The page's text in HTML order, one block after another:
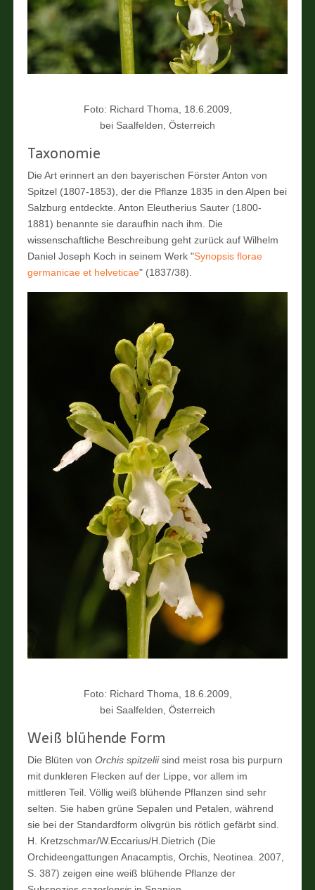
Foto: Richard Thoma, 18.6.2009,
bei Saalfelden, Österreich
Taxonomie
Die Art erinnert an den bayerischen Förster Anton von
Spitzel (1807-1853), der die Pflanze 1835 in den Alpen bei
Salzburg entdeckte. Anton Eleutherius Sauter (1800-
1881) benannte sie daraufhin nach ihm. Die
wissenschaftliche Beschreibung geht zurück auf Wilhelm
Daniel Joseph Koch in seinem Werk "Synopsis florae
germanicae et helveticae" (1837/38).
Foto: Richard Thoma, 18.6.2009,
bei Saalfelden, Österreich
Weiß blühende Form
Die Blüten vonOrchis spitzeliisind meist rosa bis purpurn
mit dunkleren Flecken auf der Lippe, vor allem im
mittleren Teil. Völlig weiß blühende Pflanzen sind sehr
selten. Sie haben grüne Sepalen und Petalen, während
sie bei der Standardform olivgrün bis rötlich gefärbt sind.
H. Kretzschmar/W.Eccarius/H.Dietrich (Die
Orchideengattungen Anacamptis, Orchis, Neotinea. 2007,
S. 387) zeigen eine weiß blühende Pflanze der